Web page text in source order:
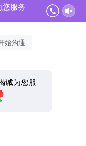
您服务
始沟通
诚为您服